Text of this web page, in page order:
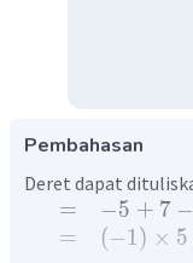
Pembahasan
Deret dapat
=
=
−5 + 7 −
(−1) × 5